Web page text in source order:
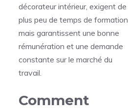
décorateur intérieur, exigent de
plus peu de temps de formation
mais garantissent une bonne
rémunération et une demande
constante sur le marché du
travail.
Comment